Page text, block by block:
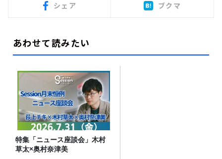
シェア ブクマ
あわせて読みたい
特集「ニュース座談会」木村
草太×奥村奈津美